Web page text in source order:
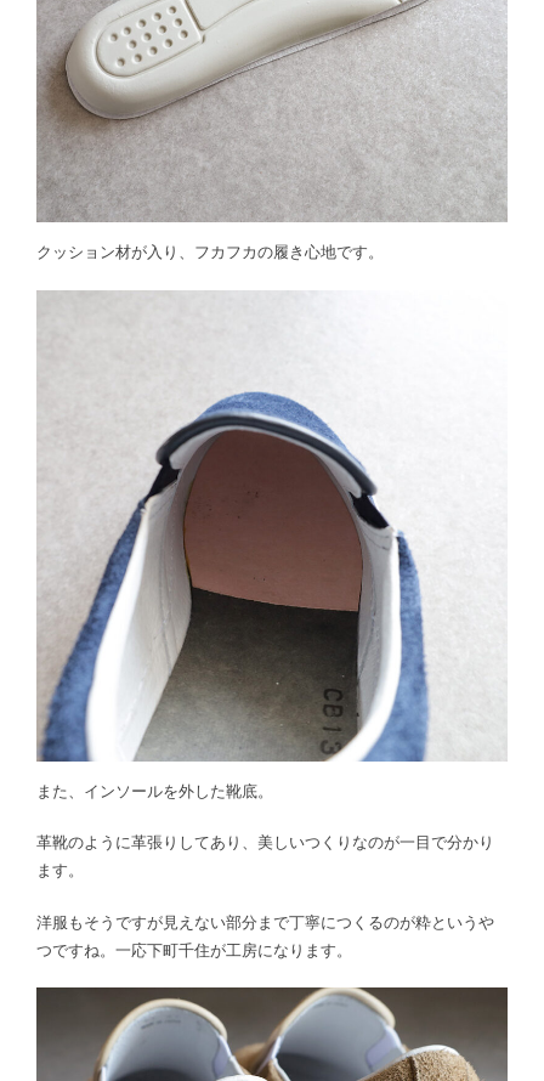
クッション材が入り、フカフカの履き心地です。
また、インソールを外した靴底。
革靴のように革張りしてあり、美しいつくりなのが一目で分かり
ます。
洋服もそうですが見えない部分まで丁寧につくるのが粋というや
つですね。一応下町千住が工房になります。